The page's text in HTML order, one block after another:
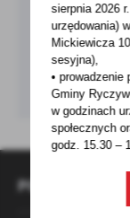
POMOCNE LINKI
sierpnia 2026
urzędowania)
Mickiewicza
sesyjna),
•
Gminy
w godzinach
społecznych
godz. 15.30 –